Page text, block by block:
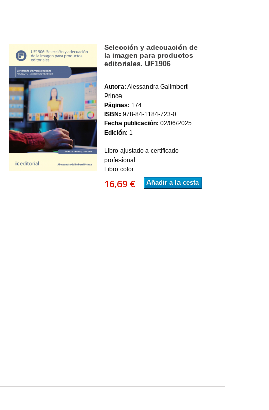
Selección y adecuación de
la imagen para productos
editoriales. UF1906
Autora: Alessandra Galimberti
Prince
Páginas: 174
ISBN: 978-84-1184-723-0
Fecha publicación: 02/06/2025
Edición: 1
Libro ajustado a certificado
profesional
Libro color
16,69 € Añadir a la cesta